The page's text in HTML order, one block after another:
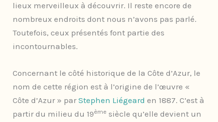
lieux merveilleux à découvrir. Il reste encore de
nombreux endroits dont nous n’avons pas parlé.
Toutefois, ceux présentés font partie des
incontournables.
Concernant le côté historique de la Côte d’Azur, le
nom de cette région est à l’origine de l’œuvre «
Côte d’Azur » parStephen Liégeard en 1887. C’est à
partir du milieu du 19ème siècle qu’elle devient un